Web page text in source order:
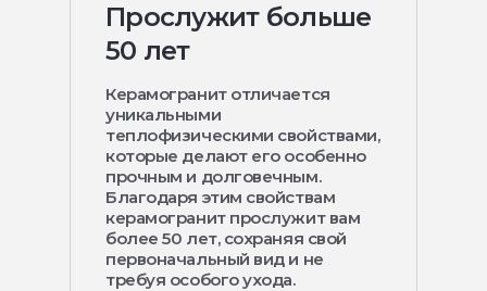
Прослужит больше
50 лет
Керамогранит отличается
уникальными
теплофизическими свойствами,
которые делают его особенно
прочным и долговечным.
Благодаря этим свойствам
керамогранит прослужит вам
более 50 лет, сохраняя свой
первоначальный вид и не
требуя особого ухода.